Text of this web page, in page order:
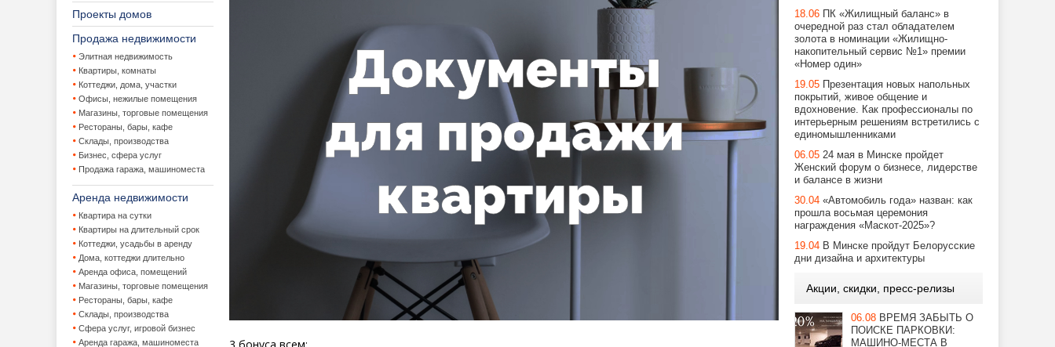
Проекты домов
Продажа недвижимости
Элитная недвижимость
Квартиры, комнаты
Коттеджи, дома, участки
Офисы, нежилые помещения
Магазины, торговые помещения
Рестораны, бары, кафе
Склады, производства
Бизнес, сфера услуг
Продажа гаража, машиноместа
Аренда недвижимости
Квартира на сутки
Квартиры на длительный срок
Коттеджи, усадьбы в аренду
Дома, коттеджи длительно
Аренда офиса, помещений
Магазины, торговые помещения
Рестораны, бары, кафе
Склады, производства
Сфера услуг, игровой бизнес
Аренда гаража, машиноместа
3 бонуса всем:
18.06 ПК «Жилищный баланс» в
очередной раз стал обладателем
золота в номинации «Жилищно-
накопительный сервис №1» премии
«Номер один»
19.05 Презентация новых напольных
покрытий, живое общение и
вдохновение. Как профессионалы по
интерьерным решениям встретились с
единомышленниками
06.05 24 мая в Минске пройдет
Женский форум о бизнесе, лидерстве
и балансе в жизни
30.04 «Автомобиль года» назван: как
прошла восьмая церемония
награждения «Маскот-2025»?
19.04 В Минске пройдут Белорусские
дни дизайна и архитектуры
Акции, скидки, пресс-релизы
06.08 ВРЕМЯ ЗАБЫТЬ О
ПОИСКЕ ПАРКОВКИ:
МАШИНО-МЕСТА В